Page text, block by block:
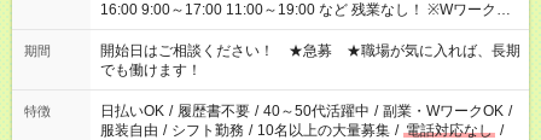
16:00 9:00～17:00 11:00～19:00 など 残業なし！ ※Wワークの
場合、他のお仕事と合わせ週40時間超の就業はご案内できませ
ん ※法令に基づき、週20時間以上勤務は社会保険への加入対象
となります ※労働者派遣法（日雇い派遣の原則禁止）により、
短時間・短期間の就業はご案内が難しい場合があります
期間
開始日はご相談ください！ ★急募 ★職場が気に入れば、長期
でも働けます！
特徴 日払いOK / 履歴書不要 / 40～50代活躍中 / 副業・WワークOK /
服装自由 / シフト勤務 / 10名以上の大量募集 / 電話対応なし /